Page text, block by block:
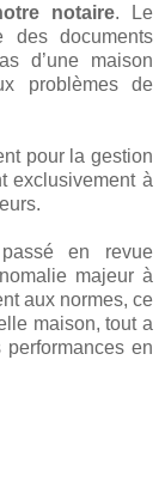
notaire. Le
des documents
d’une maison
problèmes de
pour la gestion
exclusivement à
en revue
majeur à
aux normes, ce
maison, tout a
en